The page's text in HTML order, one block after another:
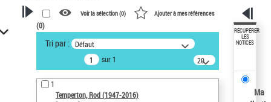
VOTRE RECHERCHE
Recherche avancée dans les
notices d’autorité
Œuvres liées à l'auteur :
Temperton, Rod (1947-2016)
Voir la sélection (0) Ajouter à mes références
(0)
Tri par : Défaut
sur 1
20
résultats/page
1
Temperton, Rod (1947-2016)
RÉCUPÉRER
LES
NOTICES
Ma